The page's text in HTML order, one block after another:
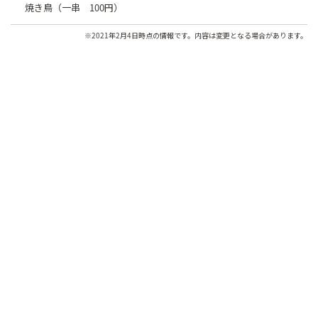
焼き鳥（一串 100円）
※2021年2月4日時点の情報です。内容は変更となる場合があります。